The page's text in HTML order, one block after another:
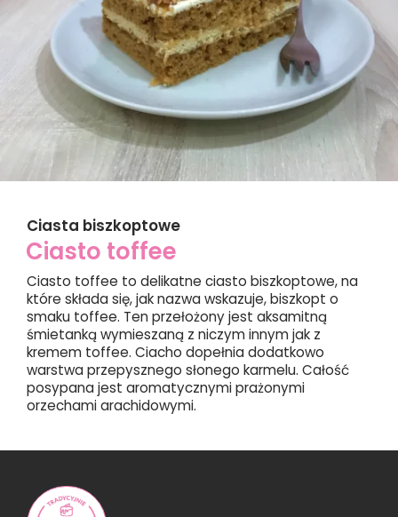
Ciasta biszkoptowe
Ciasto toffee
Ciasto toffee to delikatne ciasto biszkoptowe, na
które składa się, jak nazwa wskazuje, biszkopt o
smaku toffee. Ten przełożony jest aksamitną
śmietanką wymieszaną z niczym innym jak z
kremem toffee. Ciacho dopełnia dodatkowo
warstwa przepysznego słonego karmelu. Całość
posypana jest aromatycznymi prażonymi
orzechami arachidowymi.